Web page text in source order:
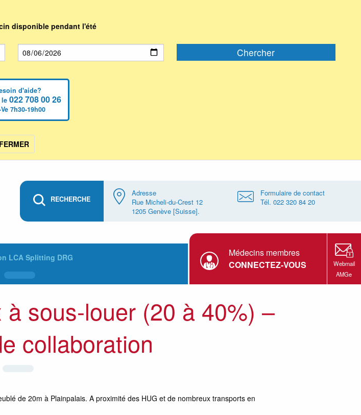
disponible pendant l'été
d'aide?
le 022 708 00 26
7h30-19h00
RECHERCHE
Adresse
Rue Micheli-du-Crest 12
1205 Genève [Suisse].
Formulaire de contact
Tél. 022 320 84 20
LCA Splitting DRG
Médecins membres
CONNECTEZ-VOUS
Webmail
AMGe
sous-louer (20 à 40%) –
collaboration
de 20m à Plainpalais. A proximité des HUG et de nombreux transports en